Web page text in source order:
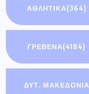
ΑΘΛΗΤΙΚΑ(364)
ΓΡΕΒΕΝΑ(4184)
ΔΥΤ. ΜΑΚΕΔΟΝΙΑ